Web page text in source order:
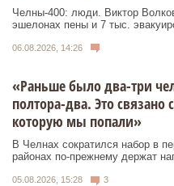
Челны-400: люди. Виктор
эшелонах пены и 7 тыс.
06.08.2026, 14:26
«Раньше было два-три
полтора-два. Это
которую мы попали»
В Челнах сократился набор в
районах по-прежнему держат
05.08.2026, 15:28 3